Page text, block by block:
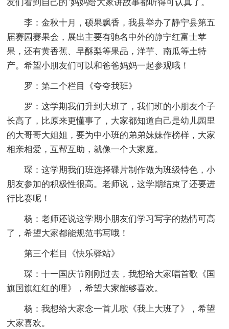
友们看到自己的`妈妈给大家讲故事都听得可认真了。
李：金秋十月，硕果飘香，我县举办了静宁县第五
届赛园赛果会，展出主要有驰名中外的静宁红富士苹
果，还有黄香蕉、早酥梨等果品，洋芋、南瓜等土特
产。希望小朋友们可以和爸爸妈妈一起参观哦！
罗：第二个栏目《夸夸我班》
罗：这学期我们升到大班了，我们班的小朋友个子
长高了，比原来更懂事了，大家都知道自己是幼儿园里
的大哥哥大姐姐，要为中小班的弟弟妹妹作榜样，大家
相亲相爱，互帮互助，就像一个大家庭。
琛：这学期我们班选择碟片制作做为班级特色，小
朋友参加的积极性很高。老师说，这学期结束了还要进
行比赛呢！
杨：老师还说这学期小朋友们学习写字的热情可高
了，希望大家都能规范书写哦！
第三个栏目《快乐驿站》
琛：十一国庆节刚刚过去，我想给大家唱首歌《国
旗国旗红红的哩》，希望大家能够喜欢。
杨：我想给大家念一首儿歌《我上大班了》，希望
大家喜欢。